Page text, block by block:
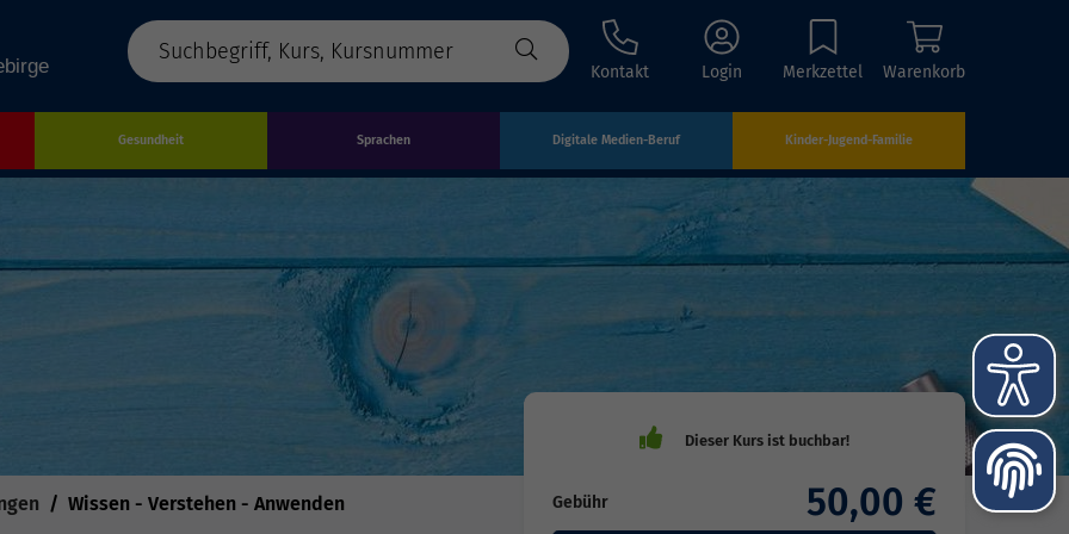
Kontakt Login Merkzettel Warenkorb
Gesundheit Sprachen Digitale Medien-Beruf Kinder-Jugend-Familie
Wissen - Verstehen - Anwenden Gebühr 50,00 €